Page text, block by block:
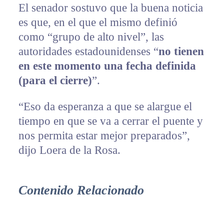
El senador sostuvo que la buena noticia
es que, en el que el mismo definió
como “grupo de alto nivel”, las
autoridades estadounidenses “no tienen
en este momento una fecha definida
(para el cierre)”.
“Eso da esperanza a que se alargue el
tiempo en que se va a cerrar el puente y
nos permita estar mejor preparados”,
dijo Loera de la Rosa.
Contenido Relacionado